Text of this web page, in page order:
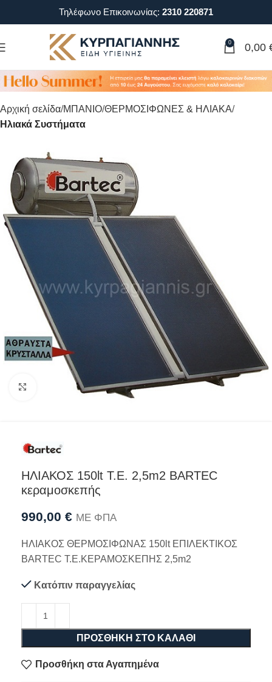
Τηλέφωνο Επικοινωνίας: 2310 220871
0 0,00
Αρχική σελίδα ΜΠΑΝΙΟ ΘΕΡΜΟΣΙΦΩΝΕΣ & ΗΛΙΑΚΑ
Ηλιακά Συστήματα
ΗΛΙΑΚΟΣ 150lt Τ.Ε. 2,5m2 BARTEC
κεραμοσκεπής
990,00 € ΜΕ ΦΠΑ
ΗΛΙΑΚΟΣ ΘΕΡΜΟΣΙΦΩΝΑΣ 150lt ΕΠΙΛΕΚΤΙΚΟΣ
BARTEC T.Ε.ΚΕΡΑΜΟΣΚΕΠΗΣ 2,5m2
Κατόπιν παραγγελίας
ΠΡΟΣΘΉΚΗ ΣΤΟ ΚΑΛΆΘΙ
Προσθήκη στα Αγαπημένα